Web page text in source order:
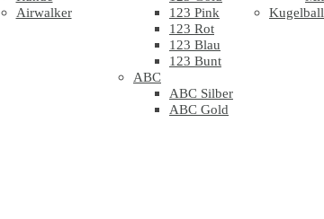
Airwalker
123 Pink
123 Rot
123 Blau
123 Bunt
ABC
ABC Silber
ABC Gold